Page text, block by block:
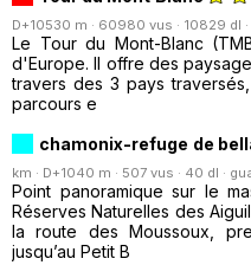
D+10530 m · 60980 vus · 10829 dl
Le Tour du Mont-Blanc
d'Europe. Il offre des
travers des 3 pays
parcours e
chamonix-refuge de
km · D+1040 m · 507 vus · 40 dl ·
Point panoramique sur le
Réserves Naturelles des
la route des Moussoux,
jusqu’au Petit B